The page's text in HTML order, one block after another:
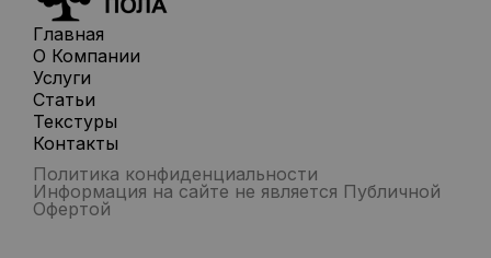
Главная
О Компании
Услуги
Статьи
Текстуры
Контакты
Политика конфиденциальности
Информация на сайте не является Публичной
Офертой